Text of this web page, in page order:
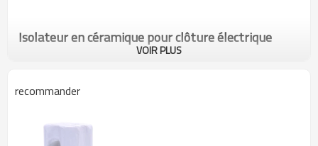
Isolateur en céramique pour clôture électrique
services aériens pour soutenir et sécuriser les fils d'entrée de service
Fonctionnalités
VOIR PLUS
recommander